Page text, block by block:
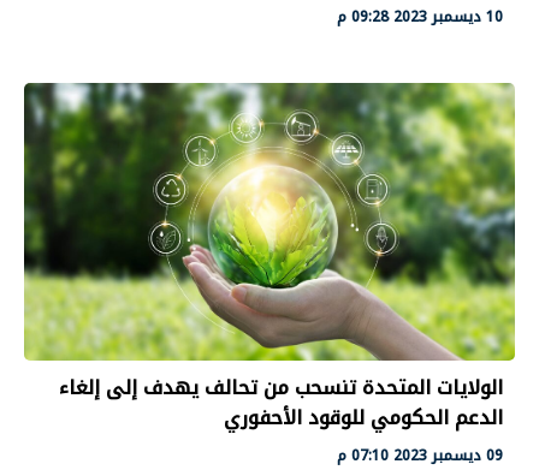
10 ديسمبر 2023 09:28 م
الولايات المتحدة تنسحب من تحالف يهدف إلى إلغاء
الدعم الحكومي للوقود الأحفوري
09 ديسمبر 2023 07:10 م